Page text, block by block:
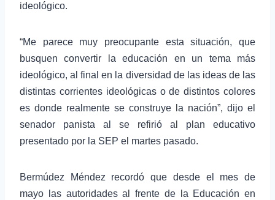
ideológico.
“Me parece muy preocupante esta situación, que
busquen convertir la educación en un tema más
ideológico, al final en la diversidad de las ideas de las
distintas corrientes ideológicas o de distintos colores
es donde realmente se construye la nación”, dijo el
senador panista al se refirió al plan educativo
presentado por la SEP el martes pasado.
Bermúdez Méndez recordó que desde el mes de
mayo las autoridades al frente de la Educación en